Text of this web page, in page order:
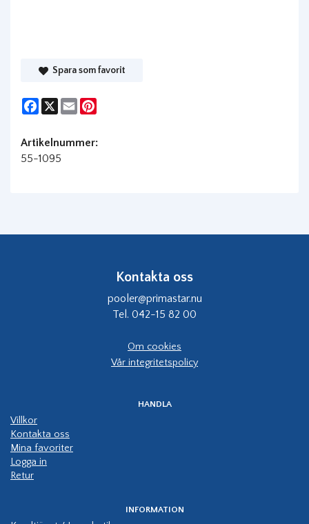
Spara som favorit
Facebook
X Email
Artikelnummer:
55-1095
Kontakta oss
pooler@primastar.nu
Tel. 042-15 82 00
Om cookies
Vår integritetspolicy
HANDLA
Villkor
Kontakta oss
Mina favoriter
Logga in
Retur
INFORMATION